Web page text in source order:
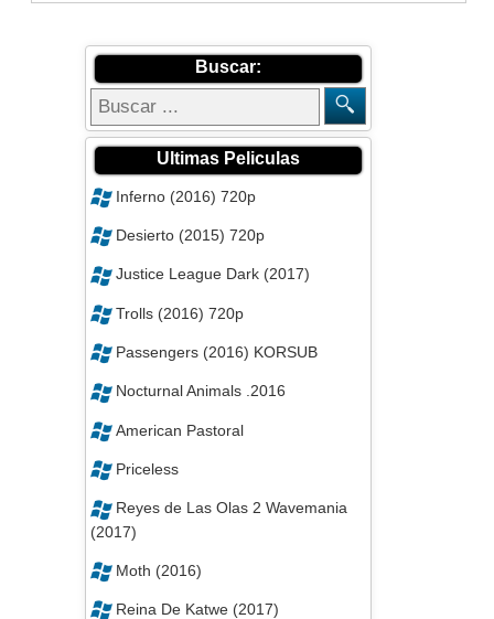
Buscar:
Ultimas Peliculas
Inferno (2016) 720p
Desierto (2015) 720p
Justice League Dark (2017)
Trolls (2016) 720p
Passengers (2016) KORSUB
Nocturnal Animals .2016
American Pastoral
Priceless
Reyes de Las Olas 2 Wavemania
(2017)
Moth (2016)
Reina De Katwe (2017)